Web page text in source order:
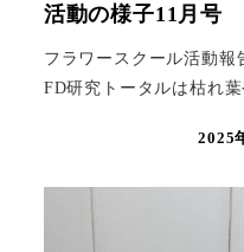
活動の様子11月号
フラワースクール活動
FD研究トータルは枯れ
2025